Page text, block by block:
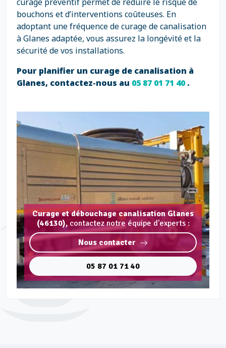
bouchons et d’interventions coûteuses. En
adoptant une fréquence de curage de canalisation
à Glanes adaptée, vous assurez la longévité et la
sécurité de vos installations.
Pour planifier un curage de canalisation à
Glanes, contactez-nous au 05 87 01 71 40.
Curage et débouchage canalisation Glanes
(46130), contactez notre équipe d'experts :
Nous contacter
05 87 01 71 40